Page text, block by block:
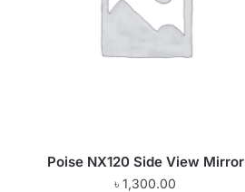
Poise NX120 Side View Mirror
৳ 1,300.00